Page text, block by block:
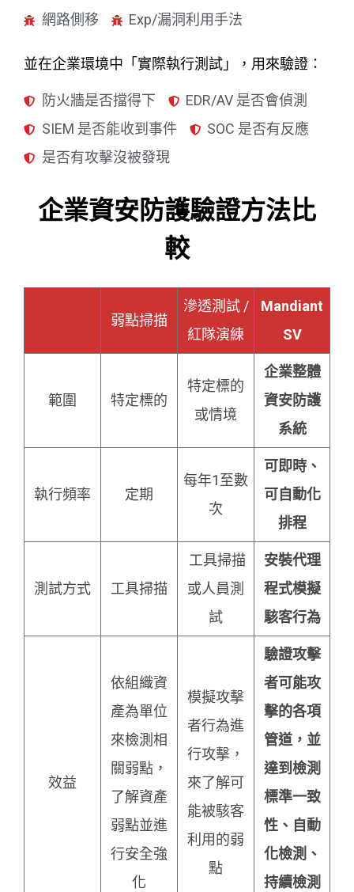
網路側移 Exp/漏洞利用手法
並在企業環境中「實際執行測試」，用來驗證：
防火牆是否擋得下
EDR/AV 是否會偵測
SIEM 是否能收到事件
SOC 是否有反應
是否有攻擊沒被發現
企業資安防護驗證方法比
較
弱點掃描
滲透測試 /
紅隊演練
Mandiant
SV
範圍 特定標的
特定標的
或情境
企業整體
資安防護
系統
執行頻率 定期
每年1至數
次
可即時、
可自動化
排程
測試方式 工具掃描
工具掃描
或人員測
試
安裝代理
程式模擬
駭客行為
效益
依組織資
產為單位
來檢測相
關弱點，
了解資產
弱點並進
行安全強
化
模擬攻擊
者行為進
行攻擊，
來了解可
能被駭客
利用的弱
點
驗證攻擊
者可能攻
擊的各項
管道，並
達到檢測
標準一致
性、自動
化檢測、
持續檢測